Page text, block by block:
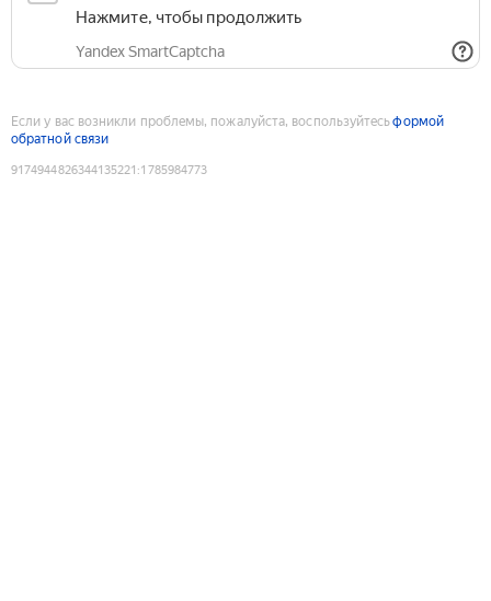
Нажмите, чтобы продолжить
Yandex SmartCaptcha
Если у вас возникли проблемы, пожалуйста, воспользуйтесьформой
обратной связи
9174944826344135221 :1785984773